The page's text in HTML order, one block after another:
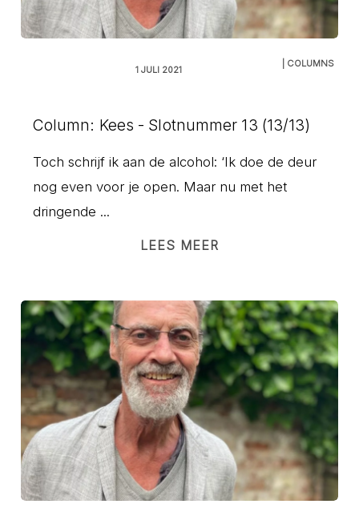
1 JULI 2021
| COLUMNS
Column: Kees - Slotnummer 13 (13/13)
Toch schrijf ik aan de alcohol: ‘Ik doe de deur
nog even voor je open. Maar nu met het
dringende ...
LEES MEER